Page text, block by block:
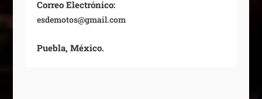
Correo Electrónico:
esdemotos@gmail.com
Puebla, México.